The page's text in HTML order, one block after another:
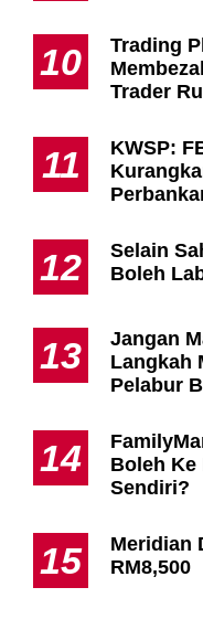
10
Trading
Trader
11
KWSP:
12
Selain
Boleh
13
Jangan
Langkah
Pelabur
14
Boleh Ke
Sendiri?
15
Meridian
RM8,500